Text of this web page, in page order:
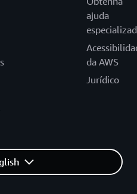
ajuda
da AWS
Jurídico